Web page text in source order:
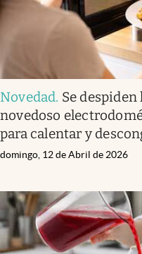
Novedad. Se
novedoso
para calentar y
domingo, 12 de Abril de 2026